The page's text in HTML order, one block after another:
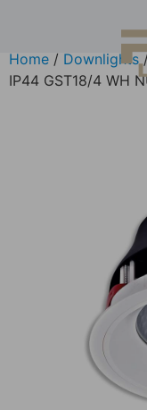
Home / Downlights
IP44 GST18/4 WH